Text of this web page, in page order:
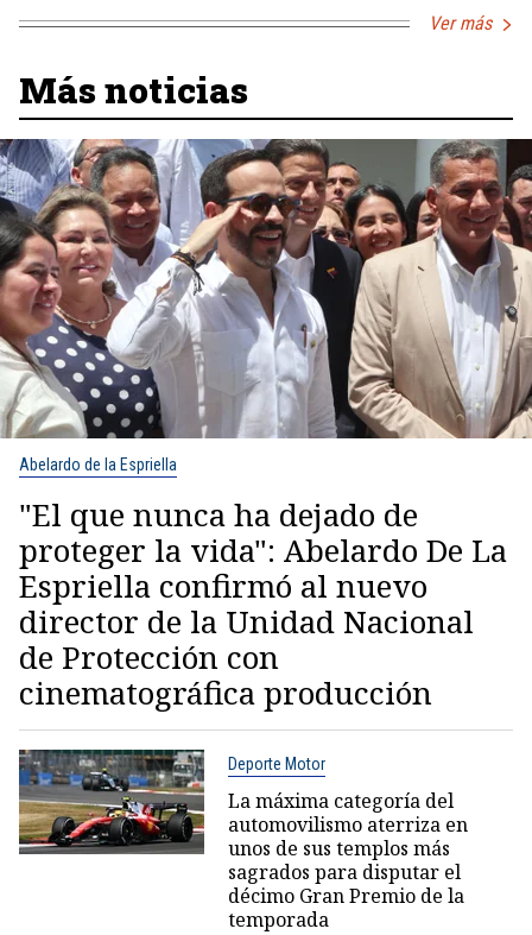
Ver más
Más noticias
Abelardo de la Espriella
"El que nunca ha dejado de
proteger la vida": Abelardo De La
Espriella confirmó al nuevo
director de la Unidad Nacional
de Protección con
cinematográfica producción
Deporte Motor
La máxima categoría del
automovilismo aterriza en
unos de sus templos más
sagrados para disputar el
décimo Gran Premio de la
temporada